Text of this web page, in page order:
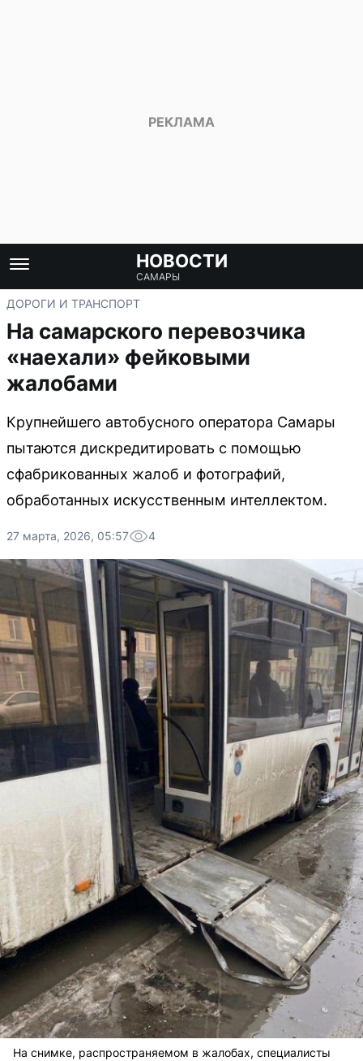
НОВОСТИ
САМАРЫ
ДОРОГИ И ТРАНСПОРТ
На самарского перевозчика
«наехали» фейковыми
жалобами
Крупнейшего автобусного оператора Самары
пытаются дискредитировать с помощью
сфабрикованных жалоб и фотографий,
обработанных искусственным интеллектом.
27 марта, 2026, 05:57 4
На снимке, распространяемом в жалобах, специалисты